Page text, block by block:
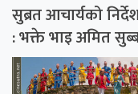
सुब्रत आचार्यको
: भक्ते भाइ अमित